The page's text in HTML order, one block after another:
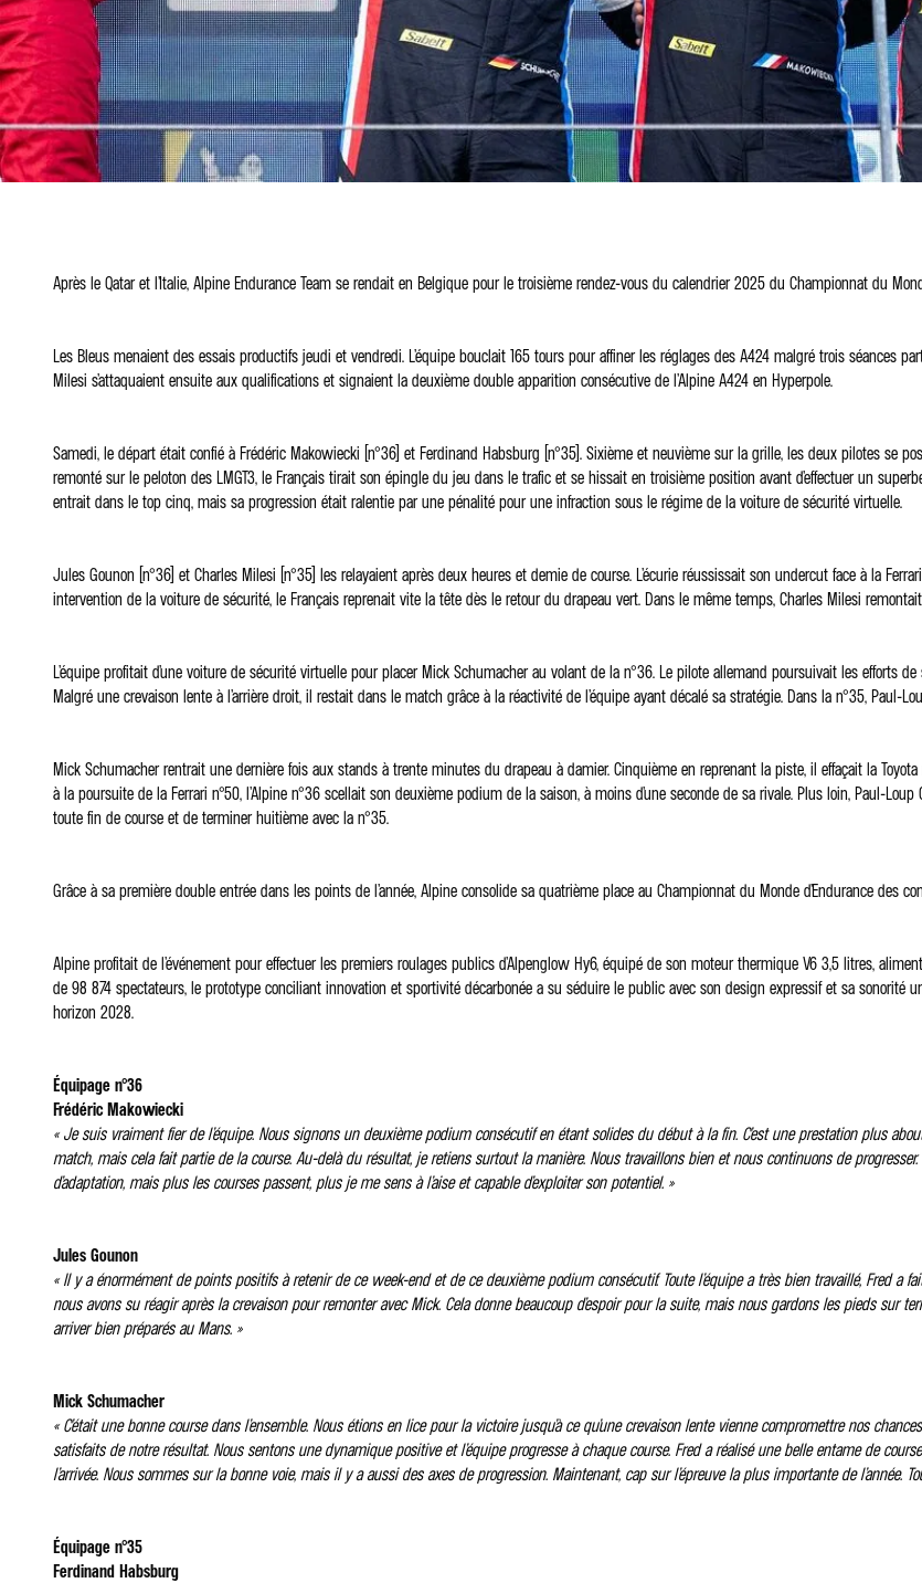
Après le Qatar et l’Italie, Alpine Endurance Team se rendait en Belgique pour le troisième rendez-vous du calendrier 2025 du Championnat du
Les Bleus menaient des essais productifs jeudi et vendredi. L’équipe bouclait 165 tours pour affiner les réglages des A424 malgré trois séances
Milesi s’attaquaient ensuite aux qualifications et signaient la deuxième double apparition consécutive de l’Alpine A424 en Hyperpole.
Samedi, le départ était confié à Frédéric Makowiecki (n°36) et Ferdinand Habsburg (n°35). Sixième et neuvième sur la grille, les deux pilotes se
remonté sur le peloton des LMGT3, le Français tirait son épingle du jeu dans le trafic et se hissait en troisième position avant d’effectuer un
entrait dans le top cinq, mais sa progression était ralentie par une pénalité pour une infraction sous le régime de la voiture de sécurité virtuelle.
Jules Gounon (n°36) et Charles Milesi (n°35) les relayaient après deux heures et demie de course. L’écurie réussissait son undercut face à la
intervention de la voiture de sécurité, le Français reprenait vite la tête dès le retour du drapeau vert. Dans le même temps, Charles Milesi
L’équipe profitait d’une voiture de sécurité virtuelle pour placer Mick Schumacher au volant de la n°36. Le pilote allemand poursuivait les efforts
Malgré une crevaison lente à l’arrière droit, il restait dans le match grâce à la réactivité de l’équipe ayant décalé sa stratégie. Dans la n°35, Paul-
Mick Schumacher rentrait une dernière fois aux stands à trente minutes du drapeau à damier. Cinquième en reprenant la piste, il effaçait la
à la poursuite de la Ferrari n°50, l’Alpine n°36 scellait son deuxième podium de la saison, à moins d’une seconde de sa rivale. Plus loin, Paul-
toute fin de course et de terminer huitième avec la n°35.
Grâce à sa première double entrée dans les points de l’année, Alpine consolide sa quatrième place au Championnat du Monde d’Endurance des
Alpine profitait de l’événement pour effectuer les premiers roulages publics d’Alpenglow Hy6, équipé de son moteur thermique V6 3,5 litres,
de 98 874 spectateurs, le prototype conciliant innovation et sportivité décarbonée a su séduire le public avec son design expressif et sa sonorité
horizon 2028.
Équipage n°36
Frédéric Makowiecki
« Je suis vraiment fier de l’équipe. Nous signons un deuxième podium consécutif en étant solides du début à la fin. C’est une prestation plus
match, mais cela fait partie de la course. Au-delà du résultat, je retiens surtout la manière. Nous travaillons bien et nous continuons de
d’adaptation, mais plus les courses passent, plus je me sens à l’aise et capable d’exploiter son potentiel. »
Jules Gounon
« Il y a énormément de points positifs à retenir de ce week-end et de ce deuxième podium consécutif. Toute l’équipe a très bien travaillé, Fred a
nous avons su réagir après la crevaison pour remonter avec Mick. Cela donne beaucoup d’espoir pour la suite, mais nous gardons les pieds sur
arriver bien préparés au Mans. »
Mick Schumacher
« C’était une bonne course dans l’ensemble. Nous étions en lice pour la victoire jusqu’à ce qu’une crevaison lente vienne compromettre nos
satisfaits de notre résultat. Nous sentons une dynamique positive et l’équipe progresse à chaque course. Fred a réalisé une belle entame de
l’arrivée. Nous sommes sur la bonne voie, mais il y a aussi des axes de progression. Maintenant, cap sur l’épreuve la plus importante de l’année.
Équipage n°35
Ferdinand Habsburg